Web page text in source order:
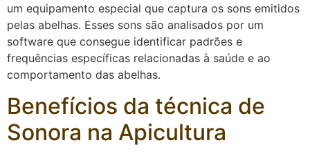
um equipamento especial que captura os sons emitidos
pelas abelhas. Esses sons são analisados por um
software que consegue identificar padrões e
frequências específicas relacionadas à saúde e ao
comportamento das abelhas.
Benefícios da técnica de
Sonora na Apicultura